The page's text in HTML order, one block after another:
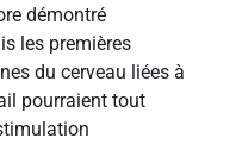
démontré
les premières
du cerveau liées à
pourraient tout